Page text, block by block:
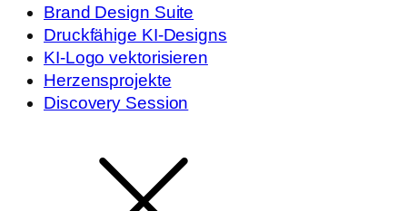
Brand Design Suite
Druckfähige KI-Designs
KI-Logo vektorisieren
Herzensprojekte
Discovery Session